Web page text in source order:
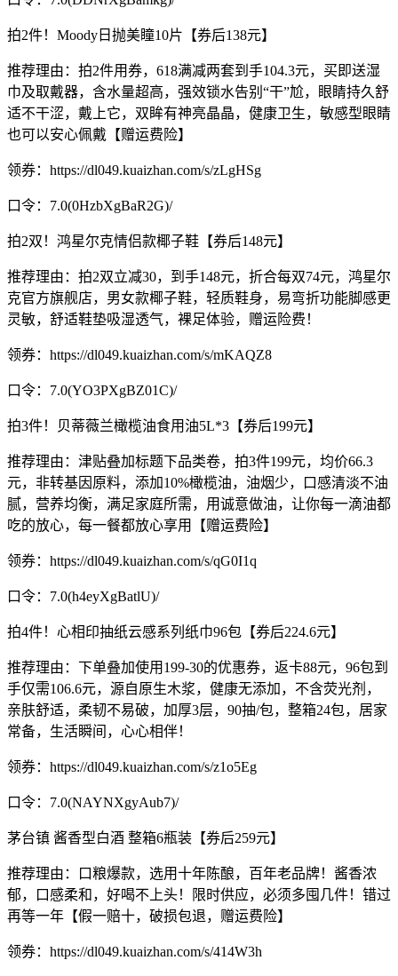
拍2件！Moody日抛美瞳10片【券后138元】
推荐理由：拍2件用券，618满减两套到手104.3元，买即送湿
巾及取戴器，含水量超高，强效锁水告别“干”尬，眼睛持久舒
适不干涩，戴上它，双眸有神亮晶晶，健康卫生，敏感型眼睛
也可以安心佩戴【赠运费险】
领券：https://dl049.kuaizhan.com/s/zLgHSg
口令：7.0(0HzbXgBaR2G)/
拍2双！鸿星尔克情侣款椰子鞋【券后148元】
推荐理由：拍2双立减30，到手148元，折合每双74元，鸿星尔
克官方旗舰店，男女款椰子鞋，轻质鞋身，易弯折功能脚感更
灵敏，舒适鞋垫吸湿透气，裸足体验，赠运险费！
领券：https://dl049.kuaizhan.com/s/mKAQZ8
口令：7.0(YO3PXgBZ01C)/
拍3件！贝蒂薇兰橄榄油食用油5L*3【券后199元】
推荐理由：津贴叠加标题下品类卷，拍3件199元，均价66.3
元，非转基因原料，添加10%橄榄油，油烟少，口感清淡不油
腻，营养均衡，满足家庭所需，用诚意做油，让你每一滴油都
吃的放心，每一餐都放心享用【赠运费险】
领券：https://dl049.kuaizhan.com/s/qG0I1q
口令：7.0(h4eyXgBatlU)/
拍4件！心相印抽纸云感系列纸巾96包【券后224.6元】
推荐理由：下单叠加使用199-30的优惠券，返卡88元，96包到
手仅需106.6元，源自原生木浆，健康无添加，不含荧光剂，
亲肤舒适，柔韧不易破，加厚3层，90抽/包，整箱24包，居家
常备，生活瞬间，心心相伴！
领券：https://dl049.kuaizhan.com/s/z1o5Eg
口令：7.0(NAYNXgyAub7)/
茅台镇 酱香型白酒 整箱6瓶装【券后259元】
推荐理由：口粮爆款，选用十年陈酿，百年老品牌！酱香浓
郁，口感柔和，好喝不上头！限时供应，必须多囤几件！错过
再等一年【假一赔十，破损包退，赠运费险】
领券：https://dl049.kuaizhan.com/s/414W3h